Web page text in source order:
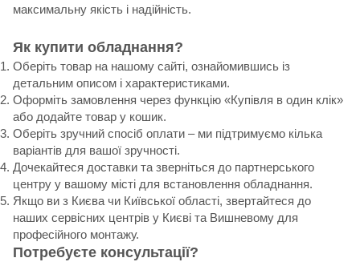
максимальну якість і надійність.
Як купити обладнання?
Оберіть товар на нашому сайті, ознайомившись із
детальним описом і характеристиками.
Оформіть замовлення через функцію «Купівля в один клік»
або додайте товар у кошик.
Оберіть зручний спосіб оплати – ми підтримуємо кілька
варіантів для вашої зручності.
Дочекайтеся доставки та зверніться до партнерського
центру у вашому місті для встановлення обладнання.
Якщо ви з Києва чи Київської області, звертайтеся до
наших сервісних центрів у Києві та Вишневому для
професійного монтажу.
Потребуєте консультації?